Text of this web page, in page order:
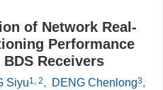
of Network Real-
Performance
Receivers
Siyu1, 2, DENG Chenlong3,